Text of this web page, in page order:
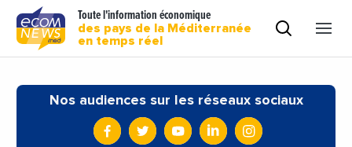
Toute l'information économique
des pays de la Méditerranée
en temps réel
Nos audiences sur les réseaux sociaux